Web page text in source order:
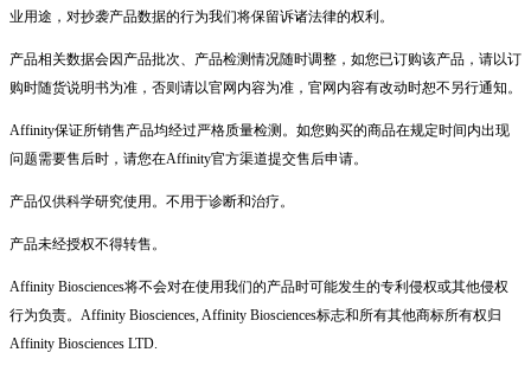
业用途，对抄袭产品数据的行为我们将保留诉诸法律的权利。
产品相关数据会因产品批次、产品检测情况随时调整，如您已订购该产品，请以订
购时随货说明书为准，否则请以官网内容为准，官网内容有改动时恕不另行通知。
Affinity保证所销售产品均经过严格质量检测。如您购买的商品在规定时间内出现
问题需要售后时，请您在Affinity官方渠道提交售后申请。
产品仅供科学研究使用。不用于诊断和治疗。
产品未经授权不得转售。
Affinity Biosciences将不会对在使用我们的产品时可能发生的专利侵权或其他侵权
行为负责。Affinity Biosciences, Affinity Biosciences标志和所有其他商标所有权归
Affinity Biosciences LTD.